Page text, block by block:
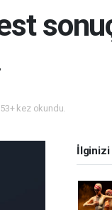
kez okundu.
İlginizi